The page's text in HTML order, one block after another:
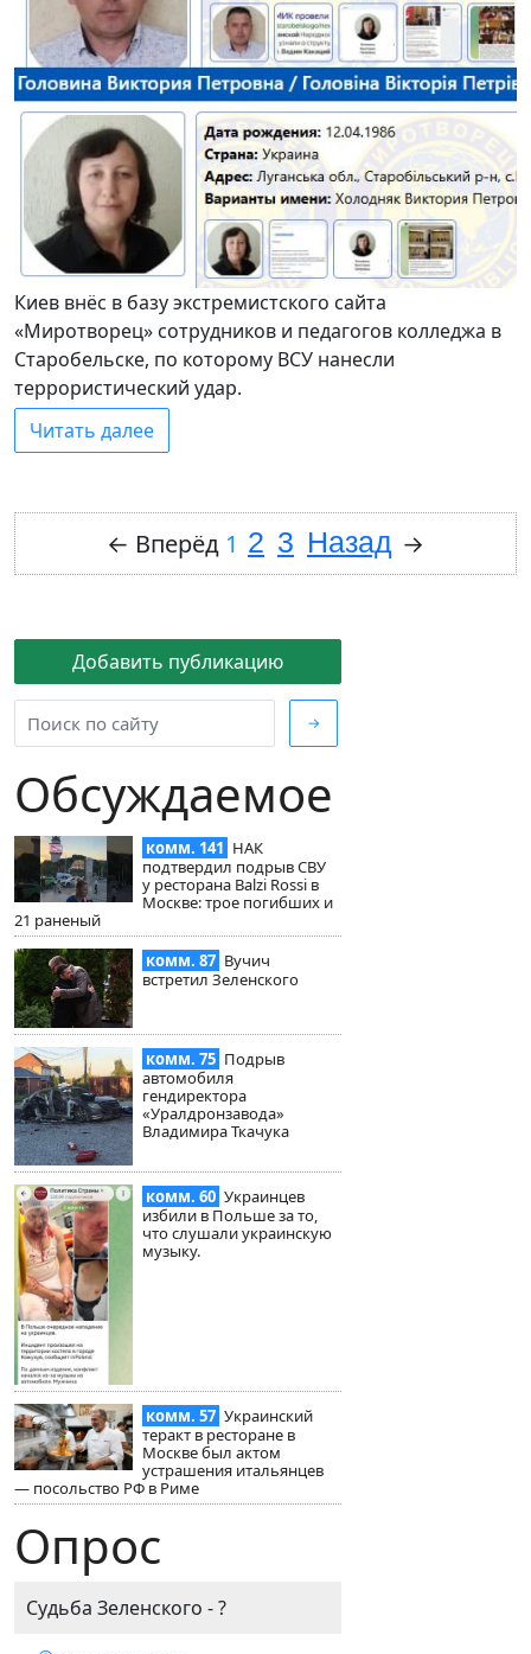
Добавить публикацию
→
Обсуждаемое
комм. 141 НАК
подтвердил подрыв СВУ
у ресторана Balzi Rossi в
Москве: трое погибших и
21 раненый
комм. 87 Вучич
встретил Зеленского
комм. 75 Подрыв
автомобиля
гендиректора
«Уралдронзавода»
Владимира Ткачука
комм. 60 Украинцев
избили в Польше за то,
что слушали украинскую
музыку.
комм. 57 Украинский
теракт в ресторане в
Москве был актом
устрашения итальянцев
— посольство РФ в Риме
Опрос
Судьба Зеленского - ?
Киев внёс в базу экстремистского сайта
«Миротворец» сотрудников и педагогов колледжа в
Старобельске, по которому ВСУ нанесли
террористический удар.
Читать далее
← Вперёд 1 2 3 Назад →